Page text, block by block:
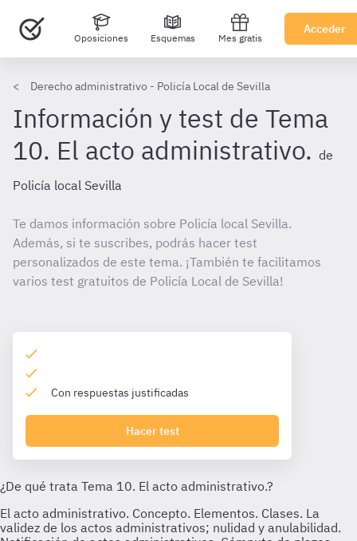
Oposiciones Esquemas Mes gratis
Acceder
Derecho administrativo - Policía Local de Sevilla
Información y test de Tema
10. El acto administrativo. de
Policía local Sevilla
Te damos información sobre Policía local Sevilla.
Además, si te suscribes, podrás hacer test
personalizados de este tema. ¡También te facilitamos
varios test gratuitos de Policía Local de Sevilla!
Con respuestas justificadas
Hacer test